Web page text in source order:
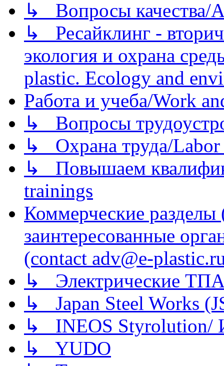
↳ Вопросы качества/
↳ Ресайклинг -
экология и охрана
plastic. Ecology and
Работа и учеба/Work
↳ Вопросы
↳ Охрана труда/Labor
↳ Повышаем
trainings
Коммерческие
заинтересованные
(contact adv@e-
↳ Электрические
↳ Japan Steel Works
↳ INEOS
↳ YUDO